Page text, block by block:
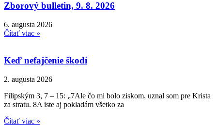
Zborový bulletin, 9. 8. 2026
6. augusta 2026
Čítať viac »
Keď nefajčenie škodí
2. augusta 2026
Filipským 3, 7 – 15: „7Ale čo mi bolo ziskom, uznal som pre Krista
za stratu. 8A iste aj pokladám všetko za
Čítať viac »